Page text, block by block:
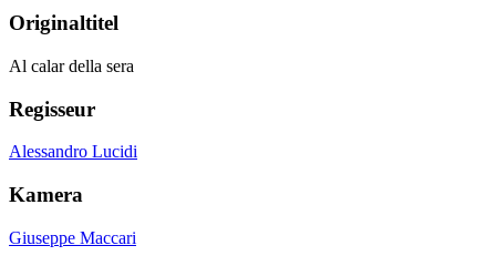
Originaltitel
Al calar della sera
Regisseur
Alessandro Lucidi
Kamera
Giuseppe Maccari